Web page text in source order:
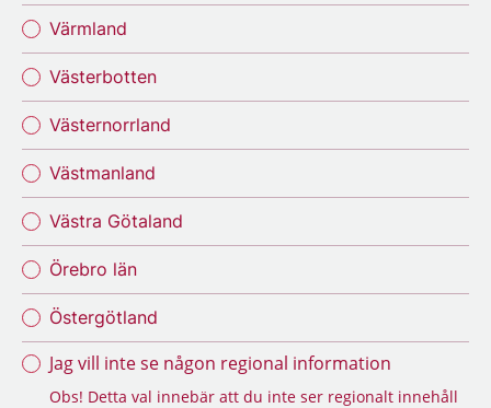
Värmland
Västerbotten
Västernorrland
Västmanland
Västra Götaland
Örebro län
Östergötland
Jag vill inte se någon regional information
Obs! Detta val innebär att du inte ser regionalt innehåll